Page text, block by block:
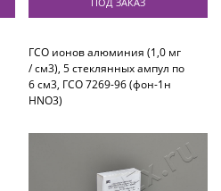
ГСО ионов алюминия (1,0 мг
/ см3), 5 стеклянных ампул по
6 см3, ГСО 7269-96 (фон-1н
HNO3)